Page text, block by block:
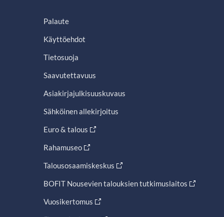
Palaute
Käyttöehdot
Tietosuoja
Saavutettavuus
Asiakirjajulkisuuskuvaus
Sähköinen allekirjoitus
Euro & talous
Rahamuseo
Talousosaamiskeskus
BOFIT Nousevien talouksien tutkimuslaitos
Vuosikertomus